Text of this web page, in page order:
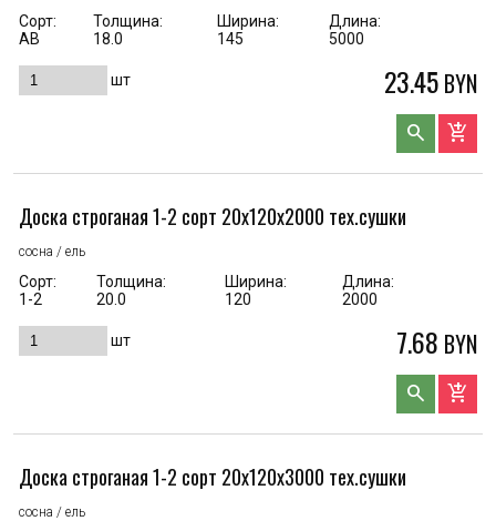
Сорт:
АВ
Толщина:
18.0
Ширина:
145
Длина:
5000
шт 23.45 BYN
search add_shopping_cart
Доска строганая 1-2 сорт 20x120x2000 тех.сушки
сосна / ель
Сорт:
1-2
Толщина:
20.0
Ширина:
120
Длина:
2000
шт 7.68 BYN
search add_shopping_cart
Доска строганая 1-2 сорт 20x120x3000 тех.сушки
сосна / ель